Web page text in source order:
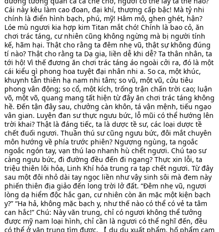
Cái này kêu làm cao đoan, đại khí, thượng cấp bậc! Mà tỷ nhi
chính là điển hình bạch, phú, mỹ! Hâm mộ, ghen ghét, hận?
Lóe mù ngươi kia hợp kim Titan mắt chó! Chính là bao cỏ, ăn
chơi trác táng, cư nhiên cũng không ngừng mà bị người tính
kế, hãm hại. Thật cho rằng ta đêm nhẹ vũ, thật sự không đúng
tí nào? Thật cho rằng ta Dạ gia, liền dễ khi dễ? Ta thân nhân, ta
tới hộ! Vì thế đương ăn chơi trác táng áo ngoài cởi ra, đó là một
cái kiểu gì phong hoa tuyệt đại nhân nhi a. So ca, một khúc,
khuynh tẫn thiên hạ nam nhi tâm; so vũ, một vũ, cửu tiêu
phong vân động; so cổ, một kích, trống trận chấn trời cao; luận
võ, một võ, quang mang tất hiện từ đây ăn chơi trác táng không
hề. Đến tận đây sau, chưởng càn khôn, tá vận mệnh, tiếu ngạo
vân gian. Luyện đan sư thực ngưu bức, lỗ mũi có thể hướng lên
trời khai? Thật là đáng tiếc, ta là dược tề sư, các loại dược tề
chết đuối ngươi. Thuần thú sư cũng ngưu bức, đôi mắt chuyên
môn hướng về phía trước phiên? Ngượng ngùng, ta ngoắc
ngoắc ngón tay, vạn thú lao nhanh hù chết ngươi. Chú tạo sư
càng ngưu bức, đi đường đều đến đi ngang? Thực xin lỗi, ta
triệu thiên lôi hỏa, Linh Khí hỏa trung ra tạp chết ngươi. Từ đây
sau một đôi nhỏ dài tay ngọc liền như vậy sinh sôi mà đem này
phiến thiên địa giảo đến long trời lở đất. “Đêm nhẹ vũ, ngươi
lòng dạ hiểm độc hắc gan, cư nhiên còn ăn mặc một kiện bạch
y?” “Ha hả, không mặc bạch y, như thế nào có thể có vẻ ta tâm
can hắc!” Chú: Này văn trung, chỉ có ngươi không thể tưởng
được mỹ nam loại hình, chỉ cần là ngươi có thể nghĩ đến, đều
có thể ở văn trung tìm được. 【 du du xuất phẩm, hố phẩm cam